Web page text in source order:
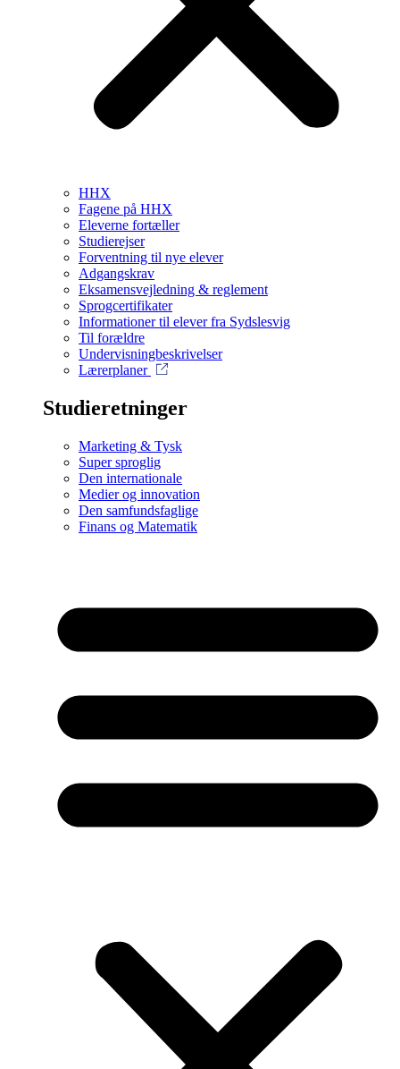
HHX
Fagene på HHX
Eleverne fortæller
Studierejser
Forventning til nye elever
Adgangskrav
Eksamensvejledning & reglement
Sprogcertifikater
Informationer til elever fra Sydslesvig
Til forældre
Undervisningbeskrivelser
Lærerplaner
Studieretninger
Marketing & Tysk
Super sproglig
Den internationale
Medier og innovation
Den samfundsfaglige
Finans og Matematik